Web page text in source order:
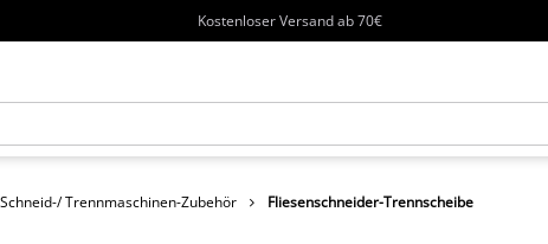
Kostenloser Versand ab 70€
Schneid-/ Trennmaschinen-Zubehör Fliesenschneider-Trennscheibe